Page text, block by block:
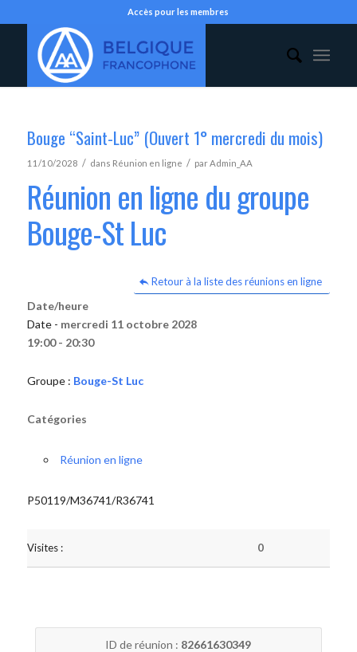
Accès pour les membres
Bouge “Saint-Luc” (Ouvert 1° mercredi du mois)
11/10/2028 / dans Réunion en ligne / parAdmin_AA
Réunion en ligne du groupe
Bouge-St Luc
Retour à la liste des réunions en ligne
Date/heure
Date - mercredi 11 octobre 2028
19:00 - 20:30
Groupe : Bouge-St Luc
Catégories
Réunion en ligne
P50119/M36741/R36741
Visites : 0
ID de réunion : 82661630349